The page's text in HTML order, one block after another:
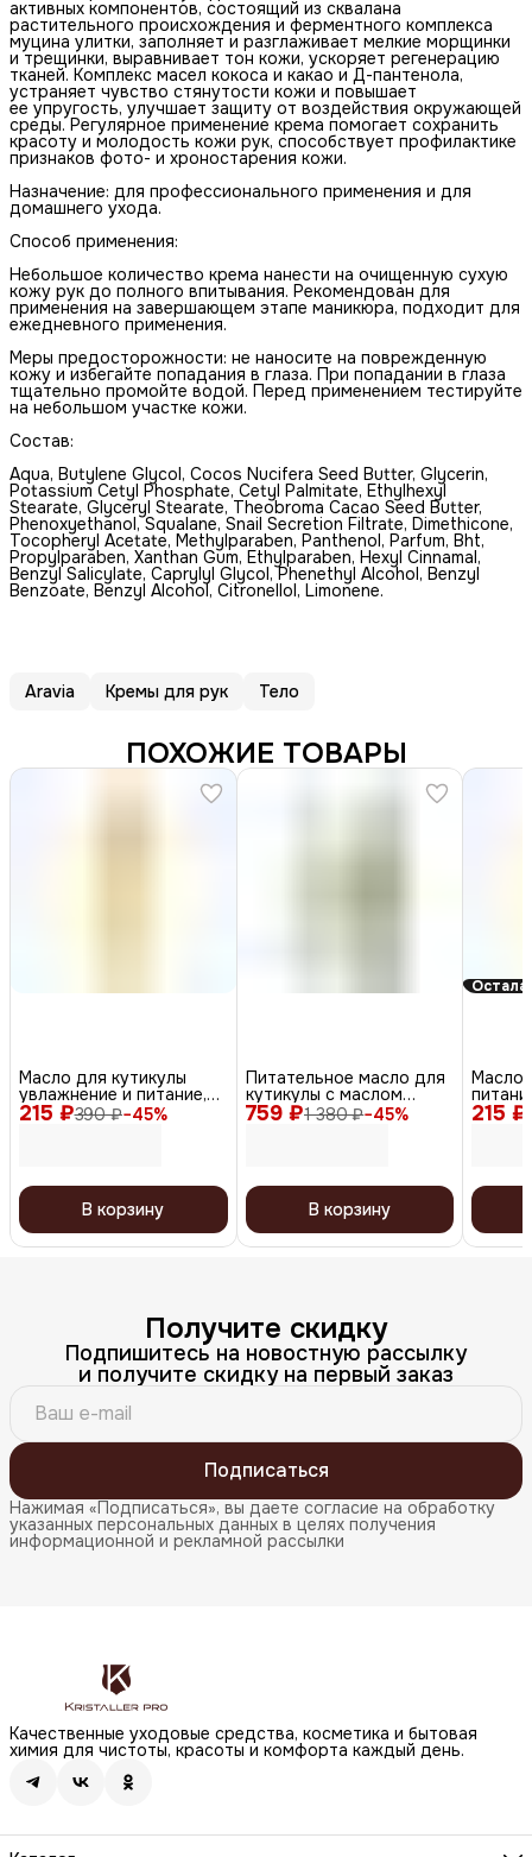
активных компонентов, состоящий из сквалана
растительного происхождения и ферментного комплекса
муцина улитки, заполняет и разглаживает мелкие морщинки
и трещинки, выравнивает тон кожи, ускоряет регенерацию
тканей. Комплекс масел кокоса и какао и Д-пантенола,
устраняет чувство стянутости кожи и повышает
ее упругость, улучшает защиту от воздействия окружающей
среды. Регулярное применение крема помогает сохранить
красоту и молодость кожи рук, способствует профилактике
признаков фото- и хроностарения кожи.
Назначение: для профессионального применения и для
домашнего ухода.
Способ применения:
Небольшое количество крема нанести на очищенную сухую
кожу рук до полного впитывания. Рекомендован для
применения на завершающем этапе маникюра, подходит для
ежедневного применения.
Меры предосторожности: не наносите на поврежденную
кожу и избегайте попадания в глаза. При попадании в глаза
тщательно промойте водой. Перед применением тестируйте
на небольшом участке кожи.
Состав:
Aqua, Butylene Glycol, Cocos Nucifera Seed Butter, Glycerin,
Potassium Cetyl Phosphate, Cetyl Palmitate, Ethylhexyl
Stearate, Glyceryl Stearate, Theobroma Cacao Seed Butter,
Phenoxyethanol, Squalane, Snail Secretion Filtrate, Dimethicone,
Tocopheryl Acetate, Methylparaben, Panthenol, Parfum, Bht,
Propylparaben, Xanthan Gum, Ethylparaben, Hexyl Cinnamal,
Benzyl Salicylate, Caprylyl Glycol, Phenethyl Alcohol, Benzyl
Benzoate, Benzyl Alcohol, Citronellol, Limonene.
Aravia Кремы для рук Тело
ПОХОЖИЕ ТОВАРЫ
215 ₽390 ₽−45%
Масло для кутикулы
увлажнение и питание,
аромат банан, 12 мл
В корзину
759 ₽1 380 ₽−45%
Питательное масло для
кутикулы с маслом
авокадо и витамином E,
50 мл
В корзину
215 ₽
Масло
Получите скидку
Подпишитесь на новостную рассылку
и получите скидку на первый заказ
Подписаться
Нажимая «Подписаться», вы даете согласие на обработку
указанных персональных данных в целях получения
информационной и рекламной рассылки
Качественные уходовые средства, косметика и бытовая
химия для чистоты, красоты и комфорта каждый день.